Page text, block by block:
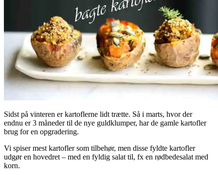
Sidst på vinteren er kartoflerne lidt trætte. Så i marts, hvor der
endnu er 3 måneder til de nye guldklumper, har de gamle kartofler
brug for en opgradering.
Vi spiser mest kartofler som tilbehør, men disse fyldte kartofler
udgør en hovedret – med en fyldig salat til, fx en rødbedesalat med
korn.